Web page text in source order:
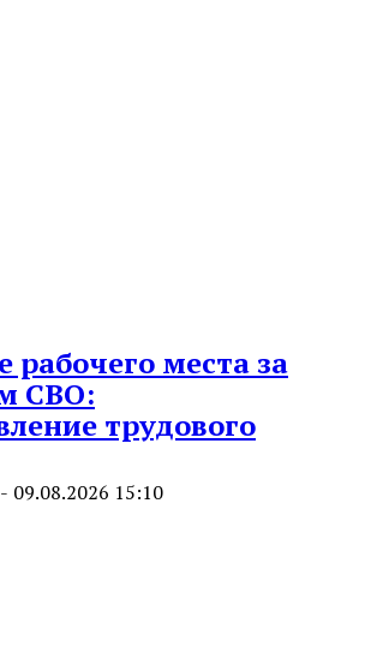
рабочего места за
СВО:
трудового
- 09.08.2026 15:10